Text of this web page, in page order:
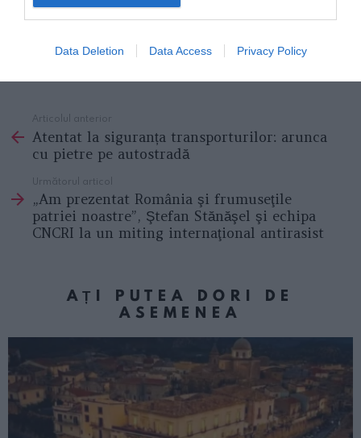
Data Deletion Data Access Privacy Policy
parabolă pentru Capitalismul românesc, care de la
suntem desculți.
more
Articolul anterior
Atentat la siguranța transporturilor: arunca
cu pietre pe autostradă
Următorul articol
„Am prezentat România şi frumuseţile
patriei noastre”, Ştefan Stănăşel şi echipa
CNCRI la un miting internaţional antirasist
AȚI PUTEA DORI DE
ASEMENEA